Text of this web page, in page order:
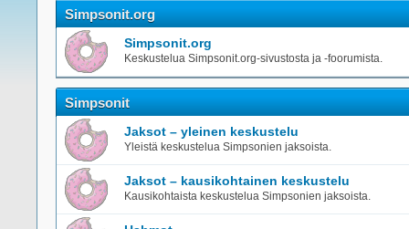
Simpsonit.org
Simpsonit.org
Keskustelua Simpsonit.org-sivustosta ja -foorumista.
Simpsonit
Jaksot – yleinen keskustelu
Yleistä keskustelua Simpsonien jaksoista.
Jaksot – kausikohtainen keskustelu
Kausikohtaista keskustelua Simpsonien jaksoista.